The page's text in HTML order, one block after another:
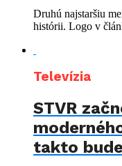
Druhú najstaršiu
histórii. Logo v
Televízia
STVR
takto